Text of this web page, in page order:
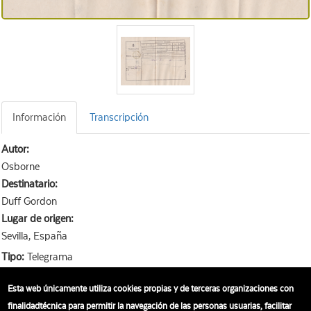
Información Transcripción
Autor:
Osborne
Destinatario:
Duff Gordon
Lugar de origen:
Sevilla, España
Tipo: Telegrama
Idioma:Español
Esta web únicamente utiliza cookies propias y de terceras organizaciones con
finalidadtécnica para permitir la navegación de las personas usuarias, facilitar